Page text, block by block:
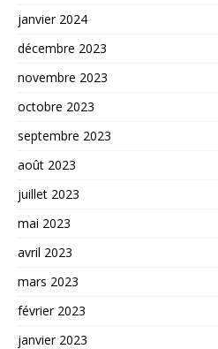
janvier 2024
décembre 2023
novembre 2023
octobre 2023
septembre 2023
août 2023
juillet 2023
mai 2023
avril 2023
mars 2023
février 2023
janvier 2023